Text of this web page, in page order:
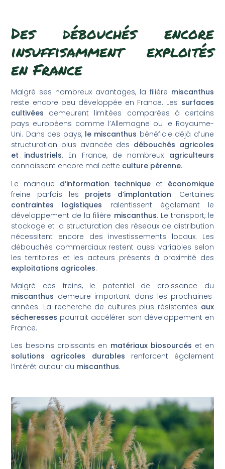
Des débouchés encore
insuffisamment exploités
en France
Malgré ses nombreux avantages, la filière miscanthus
reste encore peu développée en France. Les surfaces
cultivées demeurent limitées comparées à certains
pays européens comme l’Allemagne ou le Royaume-
Uni. Dans ces pays, le miscanthus bénéficie déjà d’une
structuration plus avancée des débouchés agricoles
et industriels. En France, de nombreux agriculteurs
connaissent encore mal cette culture pérenne.
Le manque d’information technique et économique
freine parfois les projets d’implantation. Certaines
contraintes logistiques ralentissent également le
développement de la filière miscanthus. Le transport, le
stockage et la structuration des réseaux de distribution
nécessitent encore des investissements locaux. Les
débouchés commerciaux restent aussi variables selon
les territoires et les acteurs présents à proximité des
exploitations agricoles.
Malgré ces freins, le potentiel de croissance du
miscanthus demeure important dans les prochaines
années. La recherche de cultures plus résistantes aux
sécheresses pourrait accélérer son développement en
France.
Les besoins croissants en matériaux biosourcés et en
solutions agricoles durables renforcent également
l’intérêt autour du miscanthus.